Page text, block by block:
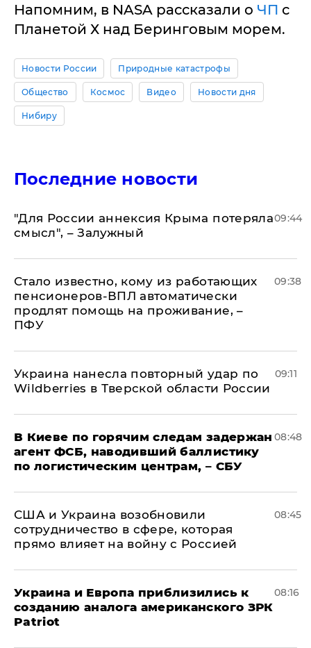
Напомним, в NASA рассказали о ЧП с
Планетой Х над Беринговым морем.
Новости России Природные катастрофы
Общество Космос Видео Новости дня
Нибиру
Последние новости
"Для России аннексия Крыма потеряла
смысл", – Залужный
09:44
Стало известно, кому из работающих
пенсионеров-ВПЛ автоматически
продлят помощь на проживание, –
ПФУ
09:38
Украина нанесла повторный удар по
Wildberries в Тверской области России
09:11
В Киеве по горячим следам задержан
агент ФСБ, наводивший баллистику
по логистическим центрам, – СБУ
08:48
США и Украина возобновили
сотрудничество в сфере, которая
прямо влияет на войну с Россией
08:45
Украина и Европа приблизились к
созданию аналога американского ЗРК
Patriot
08:16